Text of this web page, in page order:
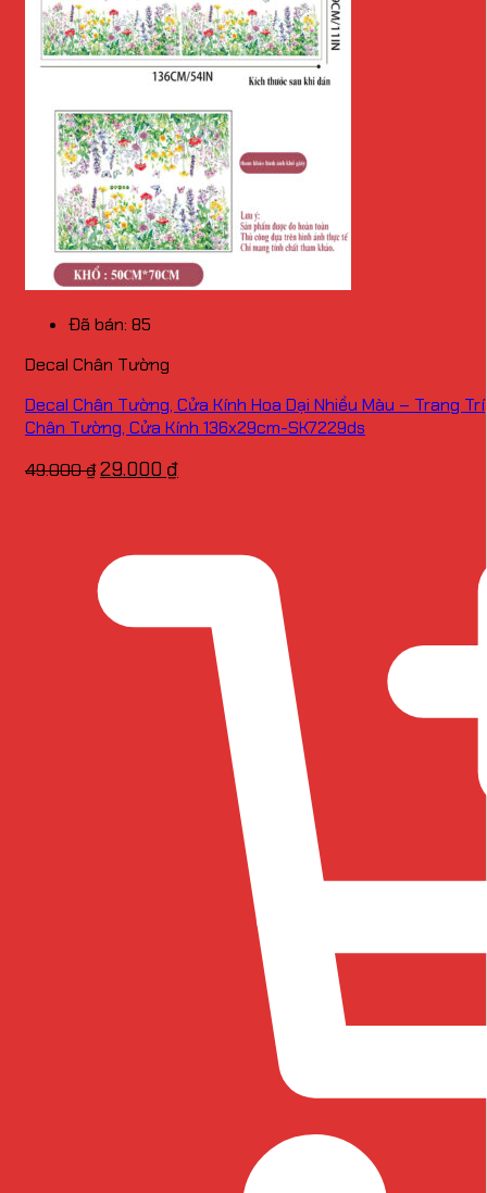
Đã bán: 85
Decal Chân Tường
Decal Chân Tường, Cửa Kính Hoa Dại Nhiều Màu – Trang Trí
Chân Tường, Cửa Kính 136x29cm-SK7229ds
49.000₫Giá
29.000 ₫Giá
29.000 ₫.